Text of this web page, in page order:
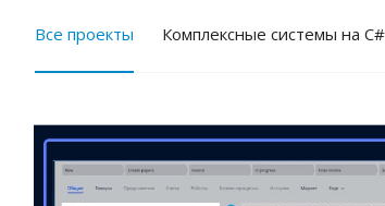
Все проекты Комплексные системы на C#